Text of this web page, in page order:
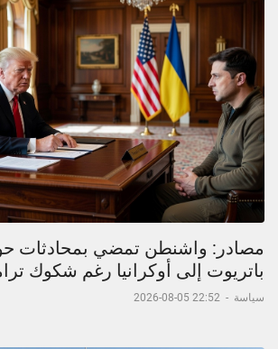
مصادر: واشنطن تمضي بمحادثات
باتريوت إلى أوكرانيا رغم شكوك
سياسة -
22:52 05-08-2026